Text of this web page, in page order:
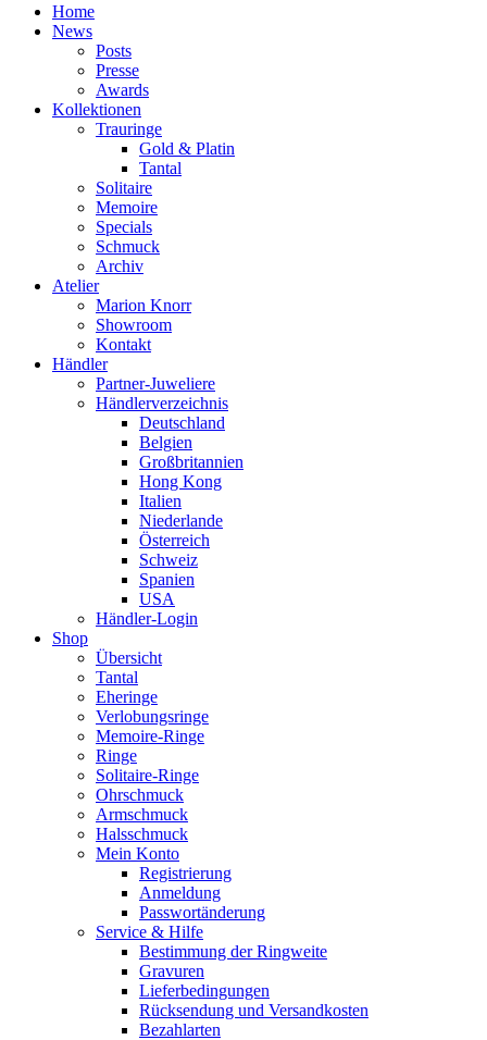
Home
News
Posts
Presse
Awards
Kollektionen
Trauringe
Gold & Platin
Tantal
Solitaire
Memoire
Specials
Schmuck
Archiv
Atelier
Marion Knorr
Showroom
Kontakt
Händler
Partner-Juweliere
Händlerverzeichnis
Deutschland
Belgien
Großbritannien
Hong Kong
Italien
Niederlande
Österreich
Schweiz
Spanien
USA
Händler-Login
Shop
Übersicht
Tantal
Eheringe
Verlobungsringe
Memoire-Ringe
Ringe
Solitaire-Ringe
Ohrschmuck
Armschmuck
Halsschmuck
Mein Konto
Registrierung
Anmeldung
Passwortänderung
Service & Hilfe
Bestimmung der Ringweite
Gravuren
Lieferbedingungen
Rücksendung und Versandkosten
Bezahlarten